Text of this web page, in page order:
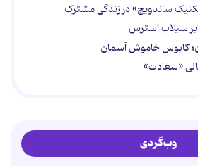
ساندویچ» در زندگی مشترک
سیلاب استرس
کابوس خاموش آسمان
«سعادت»
وب‌گردی